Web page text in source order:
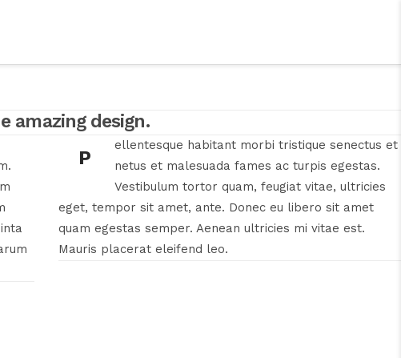
amazing design.
P
ellentesque habitant morbi tristique senectus et
netus et malesuada fames ac turpis egestas.
Vestibulum tortor quam, feugiat vitae, ultricies
eget, tempor sit amet, ante. Donec eu libero sit amet
quam egestas semper. Aenean ultricies mi vitae est.
Mauris placerat eleifend leo.